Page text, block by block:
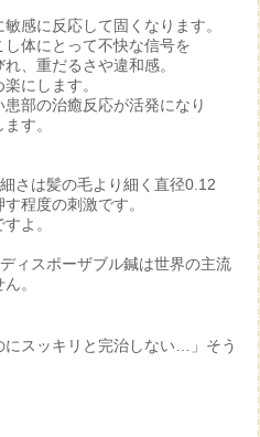
感に反応して固くなります。
体にとって不快な信号を
、重だるさや違和感。
にします。
部の治癒反応が活発になり
す。
さは髪の毛より細く直径0.12
程度の刺激です。
よ。
ィスポーザブル鍼は世界の主流
。
にスッキリと完治しない…」そう